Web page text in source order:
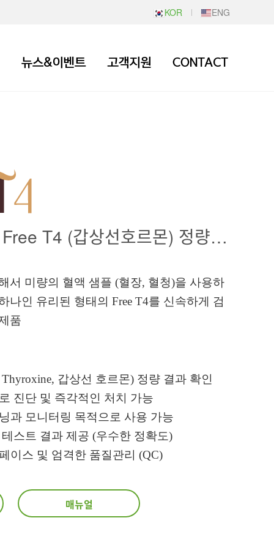
KOR ENG
신속하고 정확한 Free T4 (갑상선호르몬) 정량검사
서 미량의 혈액 샘플 (혈장, 혈청)을 사용하
나인 유리된 형태의 Free T4를 신속하게 검
품
Thyroxine, 갑상선 호르몬) 정량 결과 확인
진단 및 즉각적인 처치 가능
과 모니터링 목적으로 사용 가능
스트 결과 제공 (우수한 정확도)
이스 및 엄격한 품질관리 (QC)
매뉴얼